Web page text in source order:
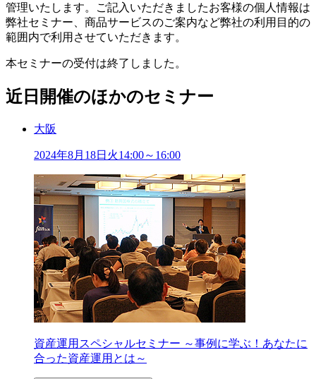
管理いたします。ご記入いただきましたお客様の個人情報は
弊社セミナー、商品サービスのご案内など弊社の利用目的の
範囲内で利用させていただきます。
本セミナーの受付は終了しました。
近日開催のほかのセミナー
大阪
2024年8月 18日 火14:00～16:00
資産運用スペシャルセミナー ～事例に学ぶ！あなたに
合った資産運用とは～